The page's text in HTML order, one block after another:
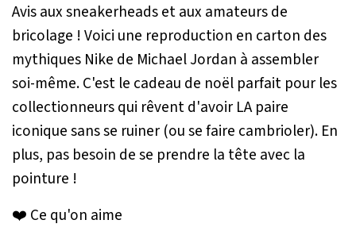
Avis aux sneakerheads et aux amateurs de
bricolage ! Voici une reproduction en carton des
mythiques Nike de Michael Jordan à assembler
soi-même. C'est le cadeau de noël parfait pour les
collectionneurs qui rêvent d'avoir LA paire
iconique sans se ruiner (ou se faire cambrioler). En
plus, pas besoin de se prendre la tête avec la
pointure !
❤️ Ce qu'on aime